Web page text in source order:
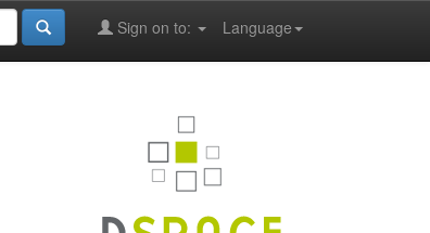
Language
Sign on to: